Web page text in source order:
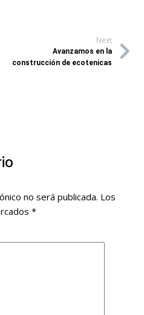
Next
Avanzamos en la
construcción de ecotenicas
no será publicada. Los
*